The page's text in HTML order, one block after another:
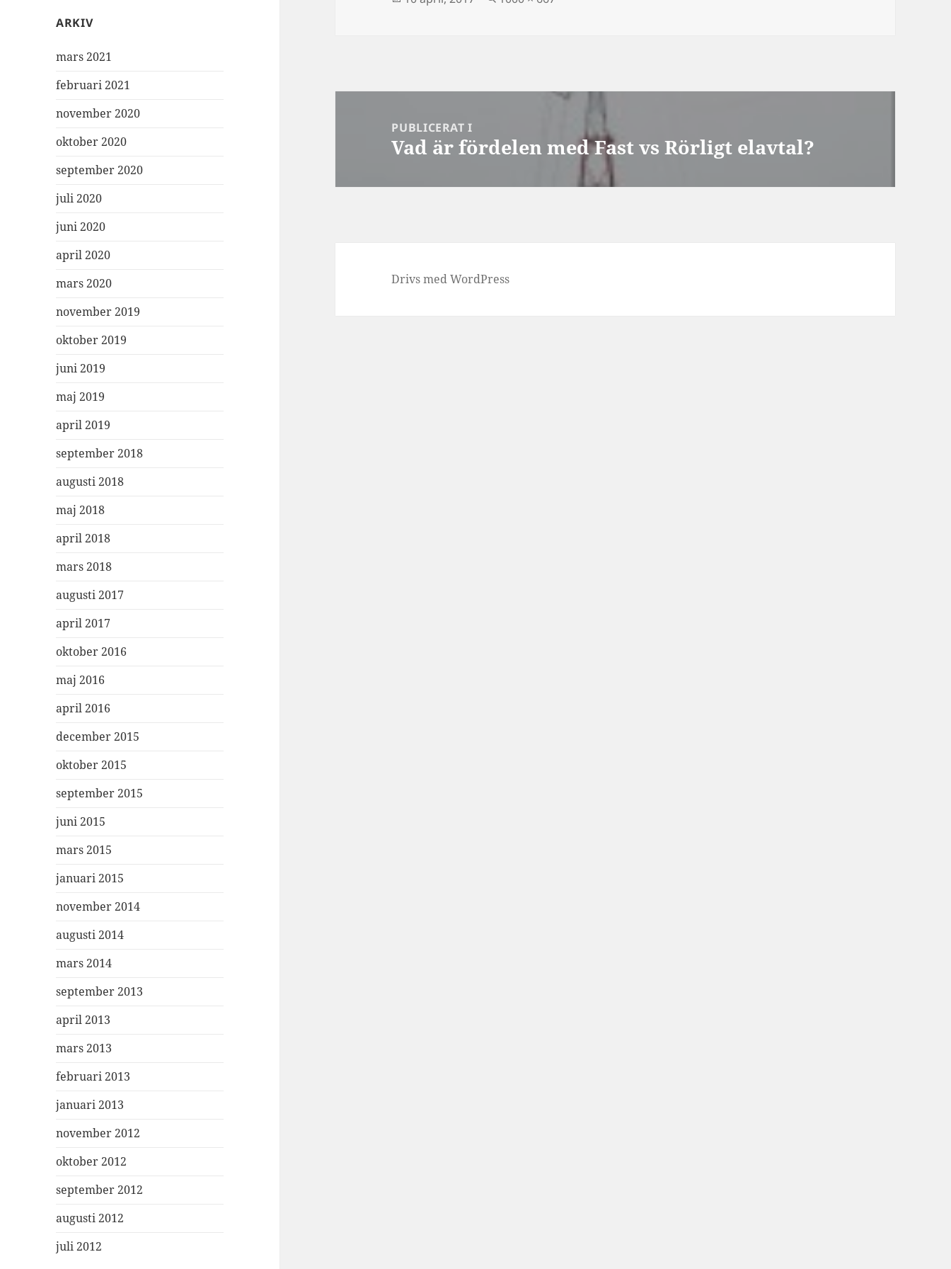
ARKIV
mars 2021
februari 2021
november 2020
oktober 2020
september 2020
juli 2020
juni 2020
april 2020
mars 2020
november 2019
oktober 2019
juni 2019
maj 2019
april 2019
september 2018
augusti 2018
maj 2018
april 2018
mars 2018
augusti 2017
april 2017
oktober 2016
maj 2016
april 2016
december 2015
oktober 2015
september 2015
juni 2015
mars 2015
januari 2015
november 2014
augusti 2014
mars 2014
september 2013
april 2013
mars 2013
februari 2013
januari 2013
november 2012
oktober 2012
september 2012
augusti 2012
juli 2012
PUBLICERAT I
Vad är fördelen med Fast vs Rörligt elavtal?
Drivs med WordPress